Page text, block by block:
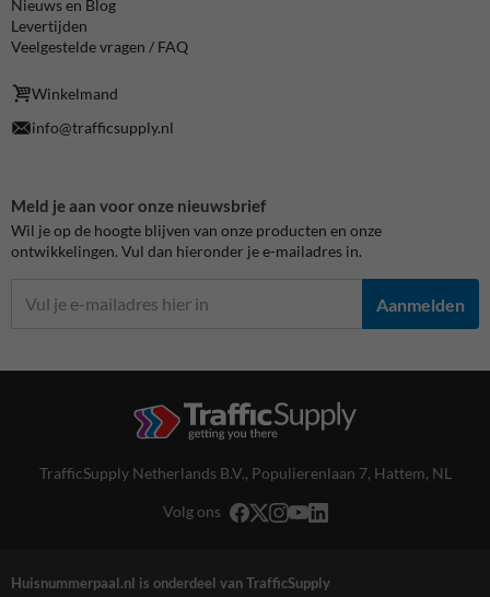
Nieuws en Blog
Levertijden
Veelgestelde vragen / FAQ
Winkelmand
info@trafficsupply.nl
Meld je aan voor onze nieuwsbrief
Wil je op de hoogte blijven van onze producten en onze
ontwikkelingen. Vul dan hieronder je e-mailadres in.
Aanmelden
TrafficSupply Netherlands B.V., Populierenlaan 7, Hattem, NL
Volg ons
Huisnummerpaal.nl is onderdeel van TrafficSupply